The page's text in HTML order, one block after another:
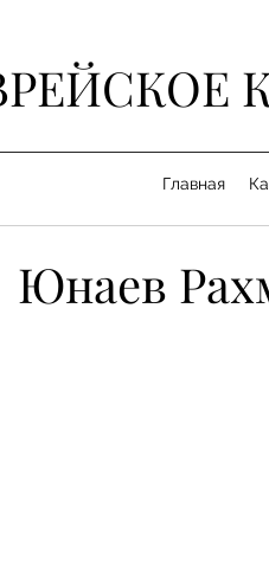
Главная
Юнаев